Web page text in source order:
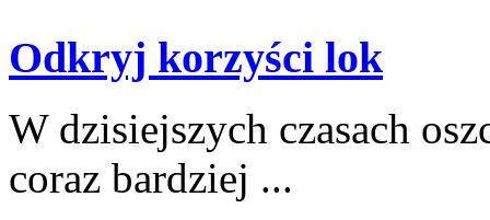
Odkryj korzyści lok
W dzisiejszych czasach
coraz bardziej ...